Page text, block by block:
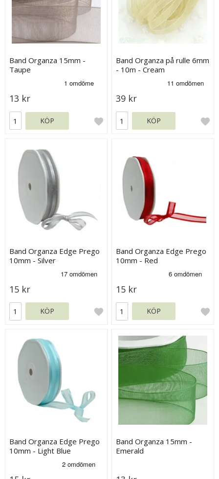
Band Organza 15mm -
Taupe
13 kr
KÖP
Band Organza på rulle 6mm
- 10m - Cream
39 kr
KÖP
Band Organza Edge Prego
10mm - Silver
15 kr
KÖP
Band Organza Edge Prego
10mm - Red
15 kr
KÖP
Band Organza Edge Prego
10mm - Light Blue
Band Organza 15mm -
Emerald